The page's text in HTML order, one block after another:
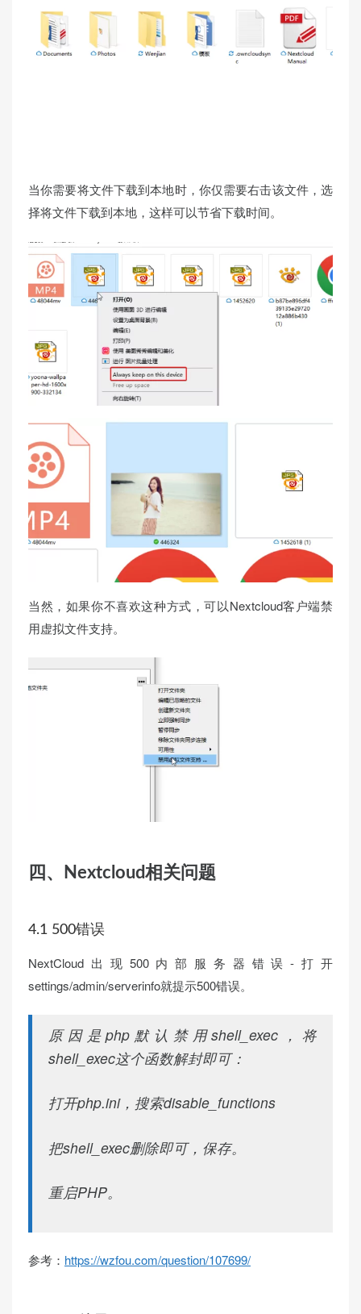
当你需要将文件下载到本地时，你仅需要右击该文件，选
择将文件下载到本地，这样可以节省下载时间。
当然，如果你不喜欢这种方式，可以Nextcloud客户端禁
用虚拟文件支持。
四、Nextcloud相关问题
4.1 500错误
NextCloud出现500内部服务器错误-打开
settings/admin/serverinfo就提示500错误。
原因是php默认禁用shell_exec，将
shell_exec这个函数解封即可：
打开php.ini，搜索disable_functions
把shell_exec删除即可，保存。
重启PHP。
参考： https://wzfou.com/question/107699/